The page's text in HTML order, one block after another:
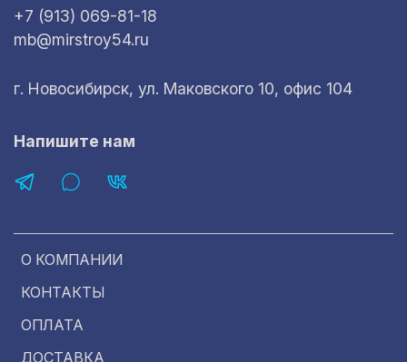
О КОМПАНИИ
КОНТАКТЫ
ОПЛАТА
ДОСТАВКА
+7 (913) 069-81-18
mb@mirstroy54.ru
г. Новосибирск, ул. Маковского 10, офис 104
Напишите нам